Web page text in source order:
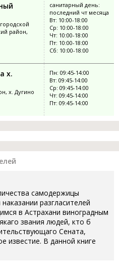
район,
санитарный день:
последний чт месяца
Вт: 10:00-18:00
Ср: 10:00-18:00
Чт: 10:00-18:00
Пт: 10:00-18:00
Сб: 10:00-18:00
х.
х. Дугино
Пн: 09:45-14:00
Вт: 09:45-14:00
Ср: 09:45-14:00
Чт: 09:45-14:00
Пт: 09:45-14:00
самодержицы
разгласителей
в Астрахани виноградным
звания людей, кто б
Сената,
известие. В данной книге